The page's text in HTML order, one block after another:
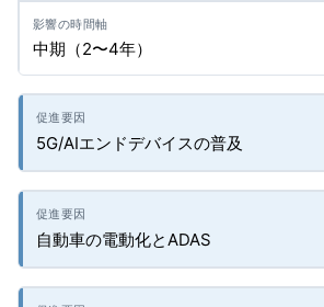
中期（2〜4年）
5G/AIエンドデバイスの普及
自動車の電動化とADAS